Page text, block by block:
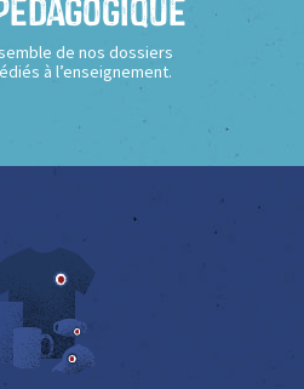
de nos dossiers
à l’enseignement.